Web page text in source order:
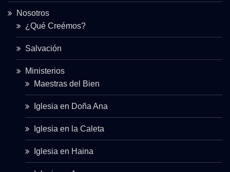
Nosotros
¿Qué Creémos?
Salvación
Ministerios
Maestras del Bien
Iglesia en Doña Ana
Iglesia en la Caleta
Iglesia en Haina